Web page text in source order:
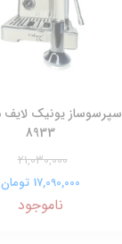
8933
21,030,000
17,090,000 تومان
ناموجود